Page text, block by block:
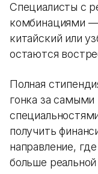
Специалисты с
комбинациями —
китайский или
остаются
Полная
гонка за
получить
направление,
больше